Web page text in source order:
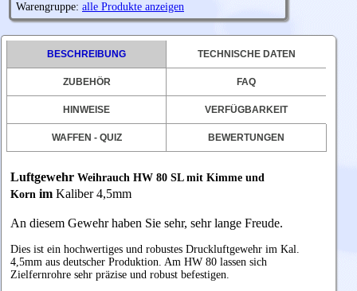
Warengruppe: alle Produkte anzeigen
BESCHREIBUNG TECHNISCHE DATEN
ZUBEHÖR FAQ
HINWEISE VERFÜGBARKEIT
WAFFEN - QUIZ BEWERTUNGEN
Luftgewehr Weihrauch HW 80 SL mit Kimme und
Korn im Kaliber 4,5mm
An diesem Gewehr haben Sie sehr, sehr lange Freude.
Dies ist ein hochwertiges und robustes Druckluftgewehr im Kal.
4,5mm aus deutscher Produktion. Am HW 80 lassen sich
Zielfernrohre sehr präzise und robust befestigen.